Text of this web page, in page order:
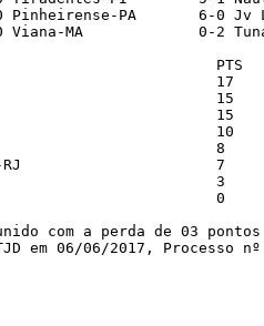
Pinheirense-PA       6-0
Viana-MA             0-2
V	E	D	GP	GC	SG	CA	CV	%
7	5	2	0	24	4	20	8	0	80
7	4	3	0	18	7	11	8	0	71
7	4	3	0	14	4	10	9	0	71
7	4	1	2	12	11	1	8	1	47
7	2	2	3	9	15	-6	14	1	38
7	7	2	1	4	9	8	1	11	1	33
7	1	0	6	7	21	-14	18	2	14
7	0	0	7	4	27	-23	8	1	0
com a perda de 03
em 06/06/2017, Processo